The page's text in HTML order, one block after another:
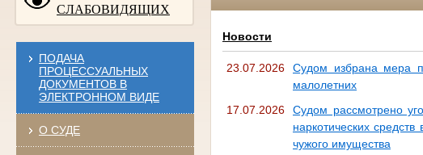
СЛАБОВИДЯЩИХ
ПОДАЧА
ПРОЦЕССУАЛЬНЫХ
ДОКУМЕНТОВ В
ЭЛЕКТРОННОМ ВИДЕ
О СУДЕ
Новости
23.07.2026
Судом избрана мера
малолетних
17.07.2026
Судом рассмотрено
наркотических
чужого имущества